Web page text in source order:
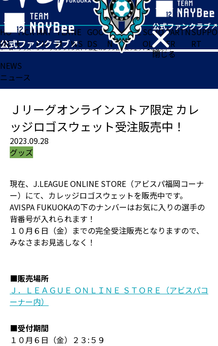
閉じる
HO
ME
TICK
ET
MAT
CH
TEA
M
NE
WS
GOO
DS
FA
N
ACADE
MY
SCHO
OL
PARTN
ER
SUPPO
RT
ホーム>グッズ>Ｊリーグオンラインストア限定 カレッジロゴスウェット受注販売中！
NEWS
ニュース
Ｊリーグオンラインストア限定 カレ
ッジロゴスウェット受注販売中！
2023.09.28
グッズ
現在、J.LEAGUE ONLINE STORE（アビスパ福岡コーナ
ー）にて、カレッジロゴスウェットを販売中です。
AVISPA FUKUOKAの下のナンバーはお気に入りの選手の
背番号が入れられます！
１０月６日（金）までの完全受注販売となりますので、
みなさまお見逃しなく！
■販売場所
Ｊ．ＬＥＡＧＵＥ ＯＮＬＩＮＥ ＳＴＯＲＥ（アビスパコ
ーナー内）
■受付期間
１０月６日（金）２３:５９